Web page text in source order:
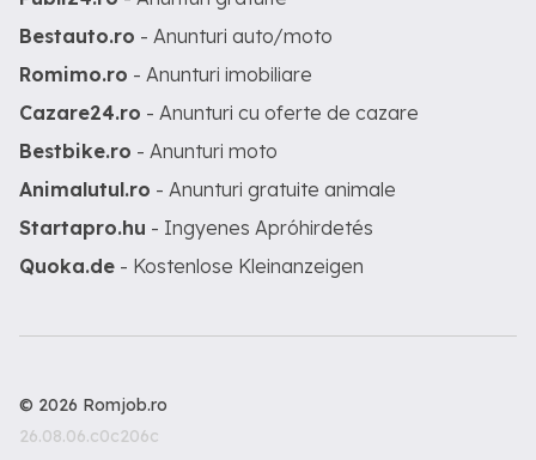
Bestauto.ro - Anunturi auto/moto
Romimo.ro - Anunturi imobiliare
Cazare24.ro - Anunturi cu oferte de cazare
Bestbike.ro - Anunturi moto
Animalutul.ro - Anunturi gratuite animale
Startapro.hu - Ingyenes Apróhirdetés
Quoka.de - Kostenlose Kleinanzeigen
© 2026 Romjob.ro
26.08.06.c0c206c